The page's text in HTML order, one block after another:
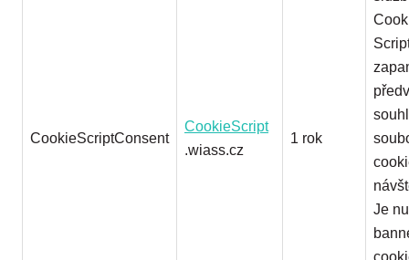
CookieScriptConsent
CookieScript
.wiass.cz
1 rok
Je